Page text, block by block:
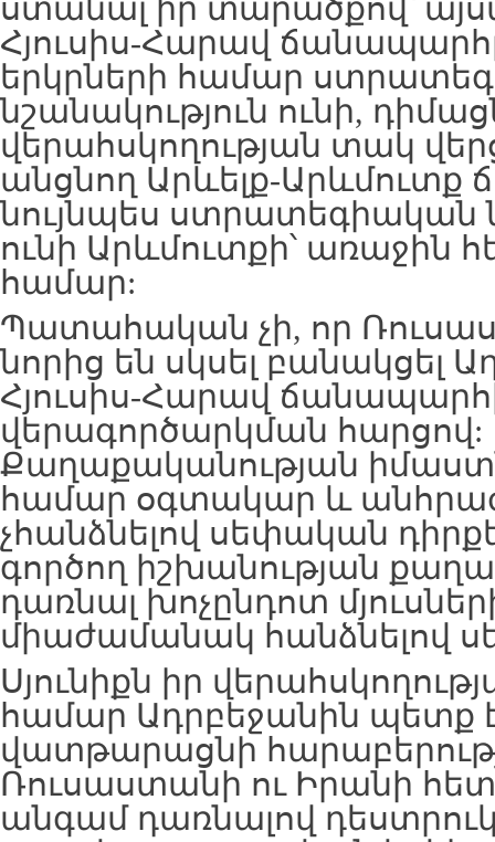
ստանալ իր տարածքով՝
Հյուսիս-Հարավ
երկրների համար
նշանակություն ունի,
վերահսկողության տակ
անցնող Արևելք-Արևմուտք
նույնպես ստրատեգիական
ունի Արևմուտքի՝ առաջին
համար:
Պատահական չի, որ
նորից են սկսել բանակցել
Հյուսիս-Հարավ
վերագործարկման հարցով:
Քաղաքականության
համար օգտակար և
չհանձնելով սեփական
գործող իշխանության
դառնալ խոչընդոտ
միաժամանակ հանձնելով
Սյունիքն իր
համար Ադրբեջանին պետք
վատթարացնի
Ռուսաստանի ու Իրանի
անգամ դառնալով